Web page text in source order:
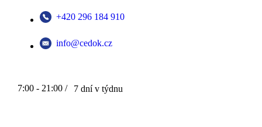
+420 296 184 910
info@cedok.cz
7:00 - 21:00 / 7 dní v týdnu